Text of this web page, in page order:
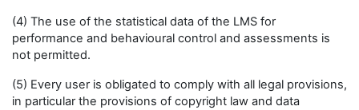
(4) The use of the statistical data of the LMS for
performance and behavioural control and assessments is
not permitted.
(5) Every user is obligated to comply with all legal provisions,
in particular the provisions of copyright law and data